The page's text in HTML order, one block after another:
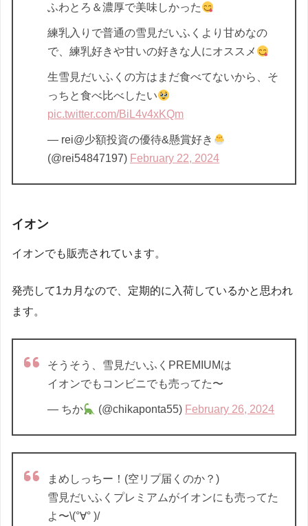
ふわとろ＆濃厚で美味しかった
練乳入りで普通の雪見だいふくより甘めなの
で、練乳好きや甘いの好きな人にオススメ
生雪見だいふくの方はまだ食べてないから、そ
っちと食べ比べしたい
pic.twitter.com/BiL4v4xKQm
— rei@少額投資の優待&懸賞好き
(@rei54847197) February 22, 2024
イオン
イオンでも販売されています。
発売して1カ月なので、定期的に入荷しているかと思われ
ます。
そうそう、雪見だいふくPREMIUMは
イオンでもコンビニでも売ってた〜
— ちか (@chikaponta55) February 26, 2024
まめしっちー！(空リプ届くのか？)
雪見だいふくプレミアムがイオンにも売ってた
よ〜\(°∀° )/